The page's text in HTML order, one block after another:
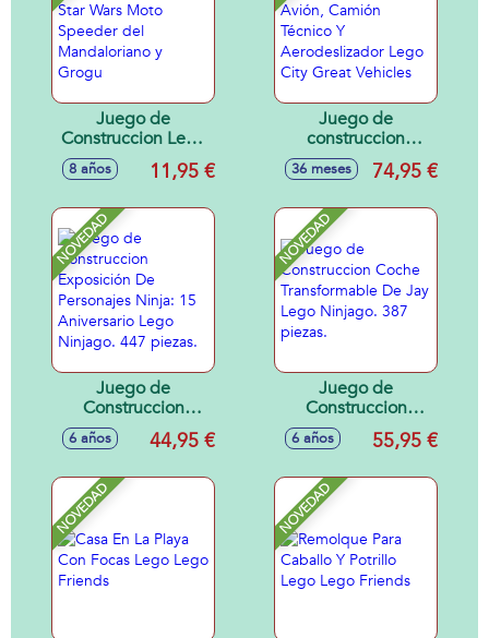
Juego de
Construccion Lego
Star Wars Moto
Speeder del
Grogu
8 años 11,95 €
Juego de
construccion
Remix: Avión,
Camión Técnico Y
Lego City Great
Vehicles
36 meses 74,95 €
NOVEDAD
Juego de
Construccion
Exposición De
Personajes Ninja:
Lego Ninjago. 447
6 años 44,95 €
NOVEDAD
Juego de
Construccion
Coche
Transformable De
387 piezas.
6 años 55,95 €
NOVEDAD NOVEDAD